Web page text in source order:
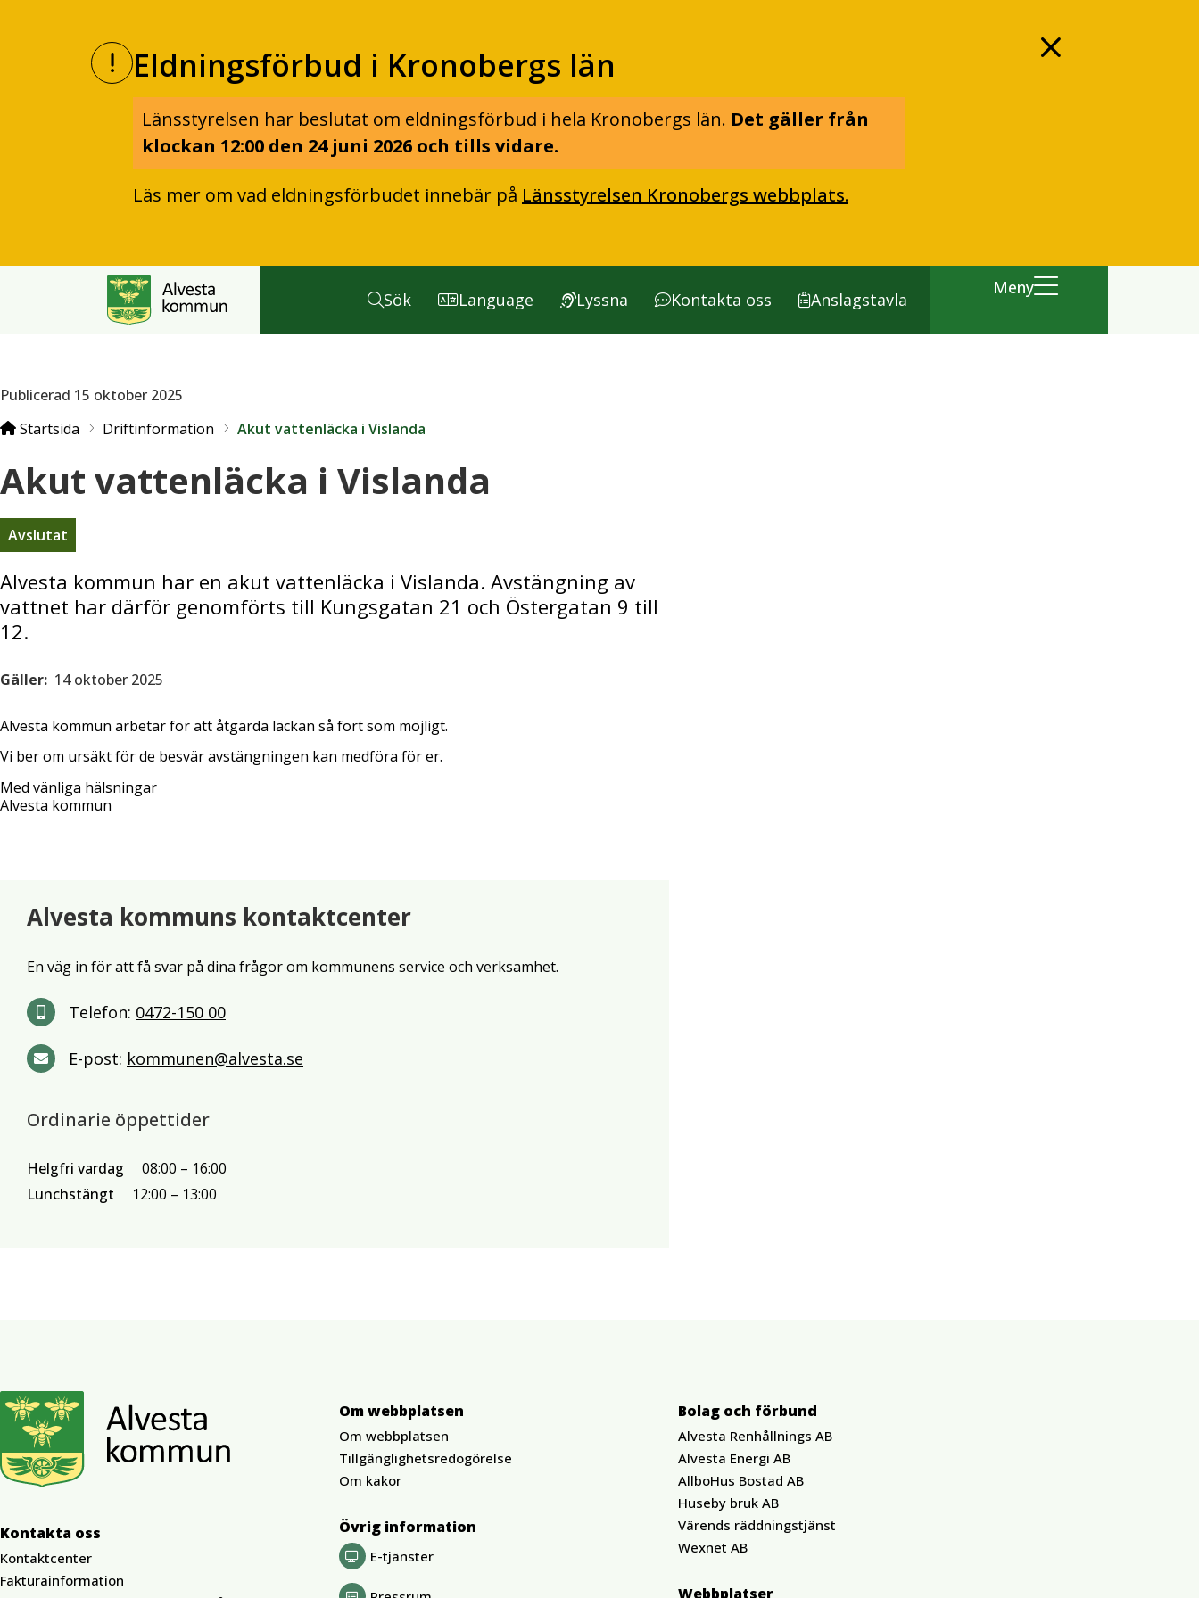
Eldningsförbud i Kronobergs län
Länsstyrelsen har beslutat om eldningsförbud i hela Kronobergs län. Det gäller från
klockan 12:00 den 24 juni 2026 och tills vidare.
Läs mer om vad eldningsförbudet innebär på Länsstyrelsen Kronobergs webbplats.
Sök Language Lyssna Kontakta oss Anslagstavla
Meny
Publicerad 15 oktober 2025
Startsida
Driftinformation Akut vattenläcka i Vislanda
Akut vattenläcka i Vislanda
Avslutat
Alvesta kommun har en akut vattenläcka i Vislanda. Avstängning av
vattnet har därför genomförts till Kungsgatan 21 och Östergatan 9 till
12.
Gäller: 14 oktober 2025
Alvesta kommun arbetar för att åtgärda läckan så fort som möjligt.
Vi ber om ursäkt för de besvär avstängningen kan medföra för er.
Med vänliga hälsningar
Alvesta kommun
Alvesta kommuns kontaktcenter
En väg in för att få svar på dina frågor om kommunens service och verksamhet.
Telefon: 0472-150 00
E-post: kommunen@alvesta.se
Ordinarie öppettider
Helgfri vardag 08:00
16:00
Lunchstängt
12:00 13:00
Kontakta oss
Kontaktcenter
Fakturainformation
Om webbplatsen
Om webbplatsen
Tillgänglighetsredogörelse
Om kakor
Övrig information
E-tjänster
Bolag och förbund
Alvesta Renhållnings AB
Alvesta Energi AB
AllboHus Bostad AB
Huseby bruk AB
Värends räddningstjänst
Wexnet AB
Webbplatser